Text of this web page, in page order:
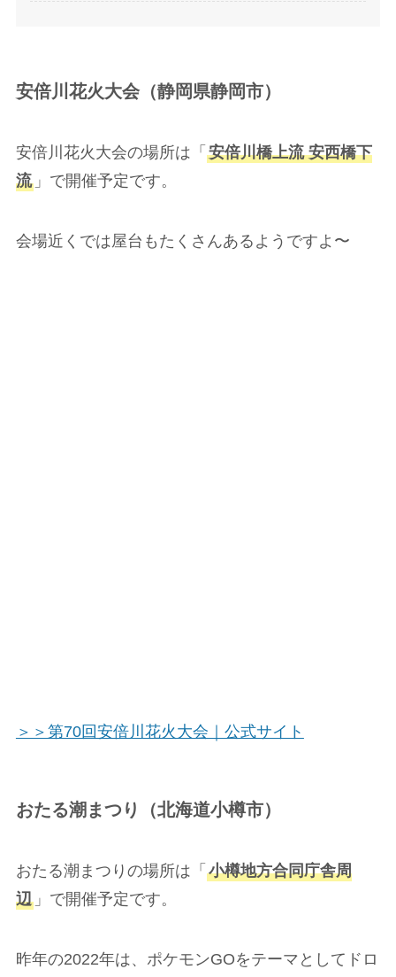
安倍川花火大会（静岡県静岡市）
安倍川花火大会の場所は「 安倍川橋上流 安西橋下
流」で開催予定です。
会場近くでは屋台もたくさんあるようですよ〜
＞＞第70回安倍川花火大会｜公式サイト
おたる潮まつり（北海道小樽市）
おたる潮まつりの場所は「 小樽地方合同庁舎周
辺」で開催予定です。
昨年の2022年は、ポケモンGOをテーマとしてドロ